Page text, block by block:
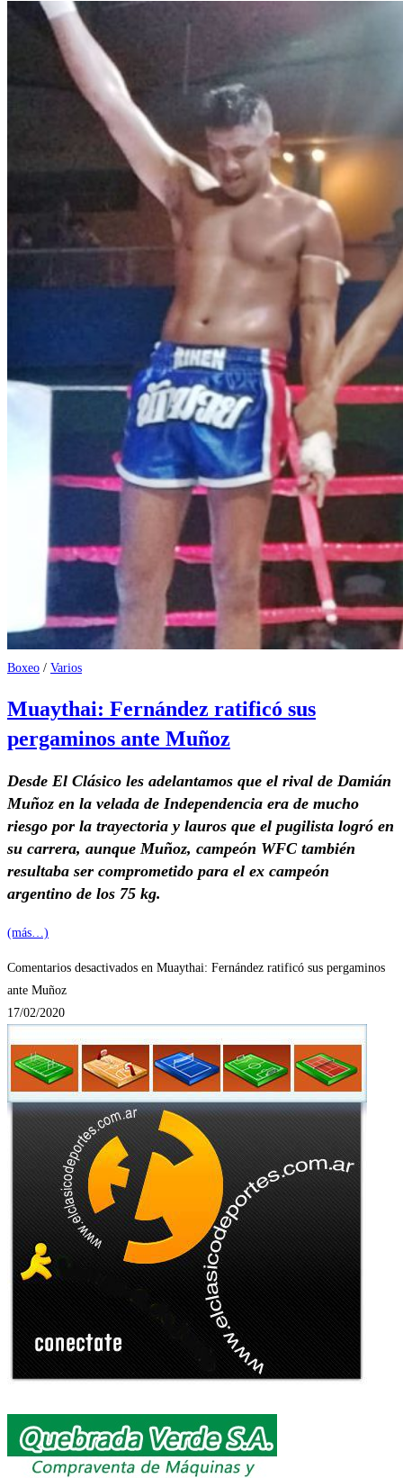
Boxeo / Varios
Muaythai: Fernández ratificó sus
pergaminos ante Muñoz
Desde El Clásico les adelantamos que el rival de Damián
Muñoz en la velada de Independencia era de mucho
riesgo por la trayectoria y lauros que el pugilista logró en
su carrera, aunque Muñoz, campeón WFC también
resultaba ser comprometido para el ex campeón
argentino de los 75 kg.
(más…)
Comentarios desactivados en Muaythai: Fernández ratificó sus pergaminos
ante Muñoz
17/02/2020